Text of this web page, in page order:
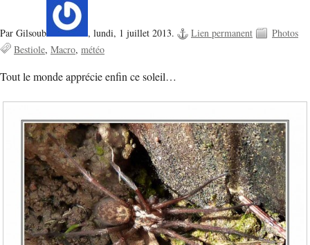
Par Gilsoub , lundi, 1 juillet 2013. Lien permanent
Photos
Bestiole Macro météo
Tout le monde apprécie enfin ce soleil…